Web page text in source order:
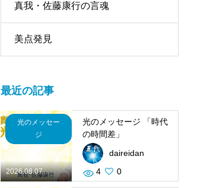
真我・佐藤康行の言魂
美点発見
最近の記事
2026.08.07
光のメッセー
ジ
光のメッセージ 「時代
の時間差」
daireidan
4
0